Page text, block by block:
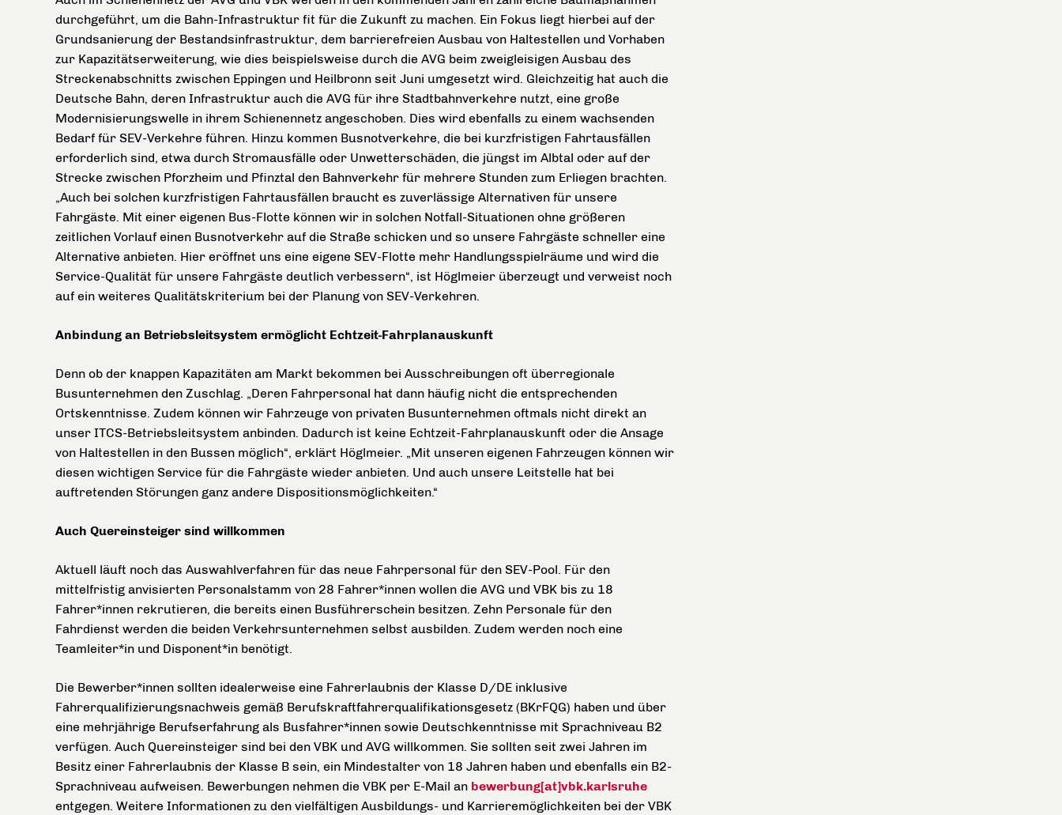
durchgeführt, um die Bahn-Infrastruktur fit für die Zukunft zu machen. Ein Fokus liegt hierbei auf der
Grundsanierung der Bestandsinfrastruktur, dem barrierefreien Ausbau von Haltestellen und Vorhaben
zur Kapazitätserweiterung, wie dies beispielsweise durch die AVG beim zweigleisigen Ausbau des
Streckenabschnitts zwischen Eppingen und Heilbronn seit Juni umgesetzt wird. Gleichzeitig hat auch die
Deutsche Bahn, deren Infrastruktur auch die AVG für ihre Stadtbahnverkehre nutzt, eine große
Modernisierungswelle in ihrem Schienennetz angeschoben. Dies wird ebenfalls zu einem wachsenden
Bedarf für SEV-Verkehre führen. Hinzu kommen Busnotverkehre, die bei kurzfristigen Fahrtausfällen
erforderlich sind, etwa durch Stromausfälle oder Unwetterschäden, die jüngst im Albtal oder auf der
Strecke zwischen Pforzheim und Pfinztal den Bahnverkehr für mehrere Stunden zum Erliegen brachten.
„Auch bei solchen kurzfristigen Fahrtausfällen braucht es zuverlässige Alternativen für unsere
Fahrgäste. Mit einer eigenen Bus-Flotte können wir in solchen Notfall-Situationen ohne größeren
zeitlichen Vorlauf einen Busnotverkehr auf die Straße schicken und so unsere Fahrgäste schneller eine
Alternative anbieten. Hier eröffnet uns eine eigene SEV-Flotte mehr Handlungsspielräume und wird die
Service-Qualität für unsere Fahrgäste deutlich verbessern“, ist Höglmeier überzeugt und verweist noch
auf ein weiteres Qualitätskriterium bei der Planung von SEV-Verkehren.
Anbindung an Betriebsleitsystem ermöglicht Echtzeit-Fahrplanauskunft
Denn ob der knappen Kapazitäten am Markt bekommen bei Ausschreibungen oft überregionale
Busunternehmen den Zuschlag. „Deren Fahrpersonal hat dann häufig nicht die entsprechenden
Ortskenntnisse. Zudem können wir Fahrzeuge von privaten Busunternehmen oftmals nicht direkt an
unser ITCS-Betriebsleitsystem anbinden. Dadurch ist keine Echtzeit-Fahrplanauskunft oder die Ansage
von Haltestellen in den Bussen möglich“, erklärt Höglmeier. „Mit unseren eigenen Fahrzeugen können wir
diesen wichtigen Service für die Fahrgäste wieder anbieten. Und auch unsere Leitstelle hat bei
auftretenden Störungen ganz andere Dispositionsmöglichkeiten.“
Auch Quereinsteiger sind willkommen
Aktuell läuft noch das Auswahlverfahren für das neue Fahrpersonal für den SEV-Pool. Für den
mittelfristig anvisierten Personalstamm von 28 Fahrer*innen wollen die AVG und VBK bis zu 18
Fahrer*innen rekrutieren, die bereits einen Busführerschein besitzen. Zehn Personale für den
Fahrdienst werden die beiden Verkehrsunternehmen selbst ausbilden. Zudem werden noch eine
Teamleiter*in und Disponent*in benötigt.
Die Bewerber*innen sollten idealerweise eine Fahrerlaubnis der Klasse D/DE inklusive
Fahrerqualifizierungsnachweis gemäß Berufskraftfahrerqualifikationsgesetz (BKrFQG) haben und über
eine mehrjährige Berufserfahrung als Busfahrer*innen sowie Deutschkenntnisse mit Sprachniveau B2
verfügen. Auch Quereinsteiger sind bei den VBK und AVG willkommen. Sie sollten seit zwei Jahren im
Besitz einer Fahrerlaubnis der Klasse B sein, ein Mindestalter von 18 Jahren haben und ebenfalls ein B2-
Sprachniveau aufweisen. Bewerbungen nehmen die VBK per E-Mail an bewerbung[at]vbk.karlsruhe
entgegen. Weitere Informationen zu den vielfältigen Ausbildungs- und Karrieremöglichkeiten bei der VBK